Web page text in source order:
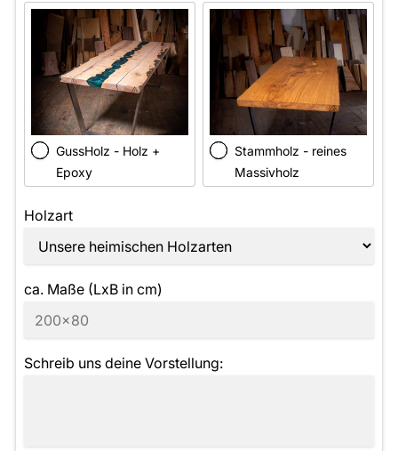
GussHolz - Holz +
Epoxy
Stammholz - reines
Massivholz
Holzart
ca. Maße (LxB in cm)
Schreib uns deine Vorstellung: